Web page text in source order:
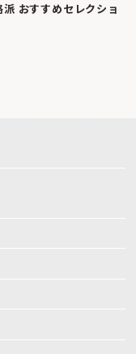
おすすめセレクショ